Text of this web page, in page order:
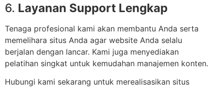
6. Layanan Support Lengkap
Tenaga profesional kami akan membantu Anda serta
memelihara situs Anda agar website Anda selalu
berjalan dengan lancar. Kami juga menyediakan
pelatihan singkat untuk kemudahan manajemen konten.
Hubungi kami sekarang untuk merealisasikan situs